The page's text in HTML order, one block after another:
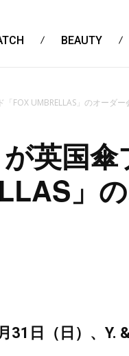
BEAUTY
「FOX UMBRELLAS」のオーダー
英国
」
日（日）、Y.